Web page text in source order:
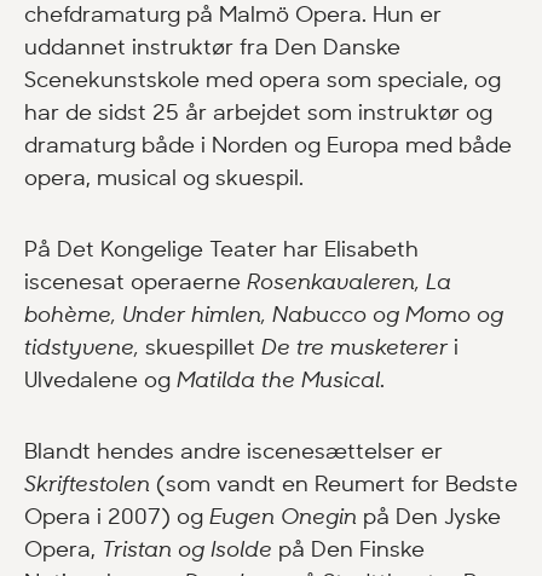
chefdramaturg på Malmö Opera. Hun er
uddannet instruktør fra Den Danske
Scenekunstskole med opera som speciale, og
har de sidst 25 år arbejdet som instruktør og
dramaturg både i Norden og Europa med både
opera, musical og skuespil.
På Det Kongelige Teater har Elisabeth
iscenesat operaerne Rosenkavaleren, La
bohème, Under himlen, Nabucco og Momo og
tidstyvene, skuespillet De tre musketerer i
Ulvedalene og Matilda the Musical
Blandt hendes andre iscenesættelser er
Skriftestolen (som vandt en Reumert for Bedste
Opera i 2007) og Eugen Onegin på Den Jyske
Opera,
Tristan og Isolde på Den Finske